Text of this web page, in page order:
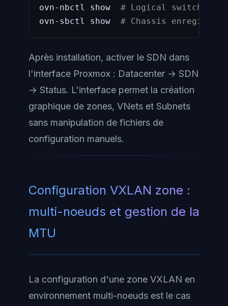
ovn-nbctl show # Logical switches
ovn-sbctl show # Chassis enregistres
Après installation, activer le SDN dans
l'interface Proxmox : Datacenter → SDN
→ Status. L'interface permet la création
graphique de zones, VNets et Subnets
sans manipulation de fichiers de
configuration manuels.
Configuration VXLAN zone :
multi-noeuds et gestion de la
MTU
La configuration d'une zone VXLAN en
environnement multi-noeuds est le cas